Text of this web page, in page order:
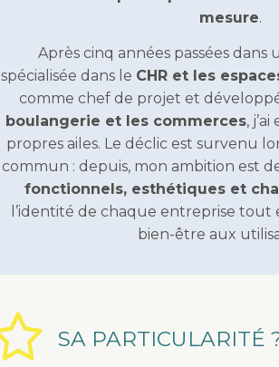
mesure.
Après cinq années passées dans
spécialisée dans le CHR et les
comme chef de projet et
boulangerie et les commerces,
propres ailes. Le déclic est survenu
commun : depuis, mon ambition est
fonctionnels, esthétiques et
l’identité de chaque entreprise
bien-être aux
SA PARTICULARITÉ